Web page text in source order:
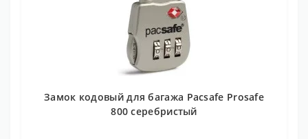
Замок кодовый для багажа Pacsafe Prosafe
800 серебристый